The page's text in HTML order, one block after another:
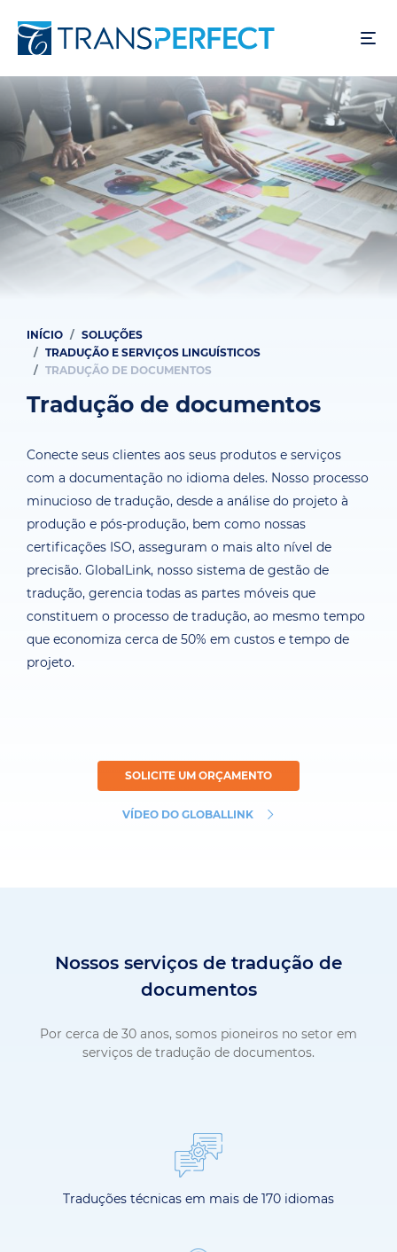
para
conteúdo
principal
Trilha
de
navegação
INÍCIO
SOLUÇÕES
TRADUÇÃO E SERVIÇOS LINGUÍSTICOS
TRADUÇÃO DE DOCUMENTOS
Tradução de documentos
Conecte seus clientes aos seus produtos e serviços
com a documentação no idioma deles. Nosso processo
minucioso de tradução, desde a análise do projeto à
produção e pós-produção, bem como nossas
certificações ISO, asseguram o mais alto nível de
precisão. GlobalLink, nosso sistema de gestão de
tradução, gerencia todas as partes móveis que
constituem o processo de tradução, ao mesmo tempo
que economiza cerca de 50% em custos e tempo de
projeto.
SOLICITE UM ORÇAMENTO
VÍDEO DO GLOBALLINK
Nossos serviços de tradução de
documentos
Por cerca de 30 anos, somos pioneiros no setor em
serviços de tradução de documentos.
Traduções técnicas em mais de 170 idiomas